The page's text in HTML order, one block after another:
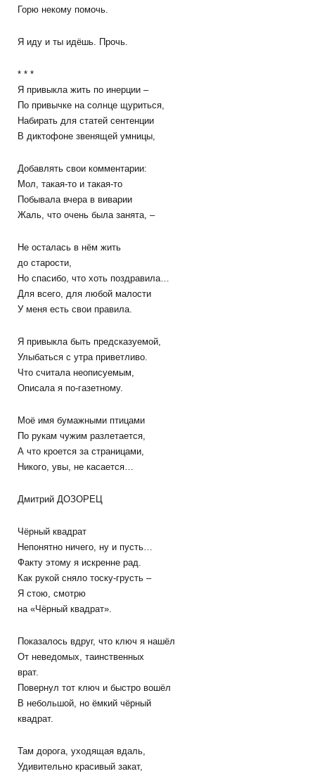
Горю некому помочь.
Я иду и ты идёшь. Прочь.
* * *
Я привыкла жить по инерции –
По привычке на солнце щуриться,
Набирать для статей сентенции
В диктофоне звенящей умницы,
Добавлять свои комментарии:
Мол, такая-то и такая-то
Побывала вчера в виварии
Жаль, что очень была занята, –
Не осталась в нём жить
до старости,
Но спасибо, что хоть поздравила…
Для всего, для любой малости
У меня есть свои правила.
Я привыкла быть предсказуемой,
Улыбаться с утра приветливо.
Что считала неописуемым,
Описала я по-газетному.
Моё имя бумажными птицами
По рукам чужим разлетается,
А что кроется за страницами,
Никого, увы, не касается…
Дмитрий ДОЗОРЕЦ
Чёрный квадрат
Непонятно ничего, ну и пусть…
Факту этому я искренне рад.
Как рукой сняло тоску-грусть –
Я стою, смотрю
на «Чёрный квадрат».
Показалось вдруг, что ключ я нашёл
От неведомых, таинственных
врат.
Повернул тот ключ и быстро вошёл
В небольшой, но ёмкий чёрный
квадрат.
Там дорога, уходящая вдаль,
Удивительно красивый закат,